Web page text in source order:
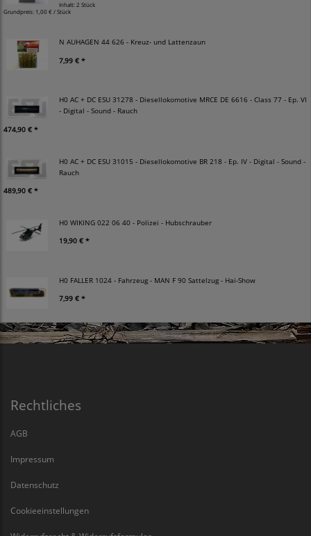
Inhalt: 2 Stück
Grundpreis: 1,00 € / Stück
N AUHAGEN 44 626 - Kreuz- und Lattenzaun
7,99 € *
H0 AC + DC ESU 31278 - Diesellokomotive MRCE DE 6616 - Class 77 - Ep. VI
- Digital - Sound - Rauch
474,90 € *
H0 AC + DC ESU 31015 - Diesellokomotive BR 218 - Ep. IV - Digital - Sound -
Rauch
489,90 € *
H0 WIKING 022 06 40 - Polizei - Hubschrauber
19,90 € *
H0 FALLER 1024 - Fahrzeug - MAN F 90 Sattelzug - Hai-Show
7,99 € *
Rechtliches
AGB
Impressum
Datenschutz
Cookieeinstellungen